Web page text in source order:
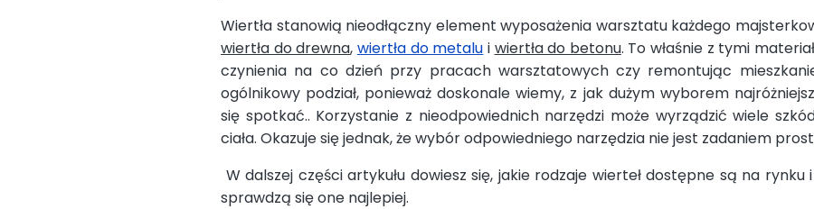
Wiertła stanowią nieodłączny element wyposażenia warsztatu każdego
wiertła do drewna, wiertła do metalu i wiertła do betonu. To właśnie z tymi
czynienia na co dzień przy pracach warsztatowych czy remontując
ogólnikowy podział, ponieważ doskonale wiemy, z jak dużym wyborem
się spotkać.. Korzystanie z nieodpowiednich narzędzi może wyrządzić wiele
ciała. Okazuje się jednak, że wybór odpowiedniego narzędzia nie jest zadaniem
W dalszej części artykułu dowiesz się, jakie rodzaje wierteł dostępne są na
sprawdzą się one najlepiej.